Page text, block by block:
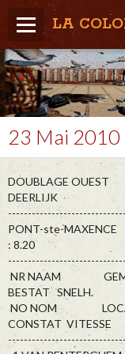
LA
Home
Météo / Het weer
Lâcher / Los
Result. clubs,
RFCB / KBDB
23 Mai 2010
DOUBLAGE
DEERLIJK
PONT-ste-
: 8.20
NR NAAM
BESTAT SNELH.
NO NOM
CONSTAT VITESSE